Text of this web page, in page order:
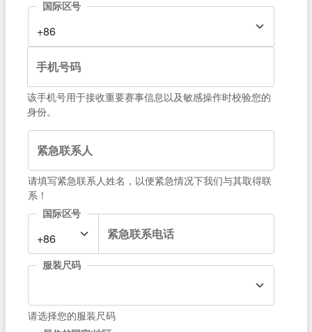
+86
国际区号
手机号码
该手机号用于接收重要赛事信息以及敏感操作时校验您的
身份。
紧急联系人
请填写紧急联系人姓名，以便紧急情况下我们与其取得联
系！
+86
国际区号
紧急联系电话
服装尺码
请选择您的服装尺码